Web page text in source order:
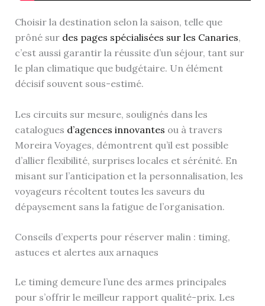
Choisir la destination selon la saison, telle que
prôné sur des pages spécialisées sur les Canaries,
c’est aussi garantir la réussite d’un séjour, tant sur
le plan climatique que budgétaire. Un élément
décisif souvent sous-estimé.
Les circuits sur mesure, soulignés dans les
catalogues d’agences innovantes ou à travers
Moreira Voyages, démontrent qu’il est possible
d’allier flexibilité, surprises locales et sérénité. En
misant sur l’anticipation et la personnalisation, les
voyageurs récoltent toutes les saveurs du
dépaysement sans la fatigue de l’organisation.
Conseils d’experts pour réserver malin : timing,
astuces et alertes aux arnaques
Le timing demeure l’une des armes principales
pour s’offrir le meilleur rapport qualité-prix. Les